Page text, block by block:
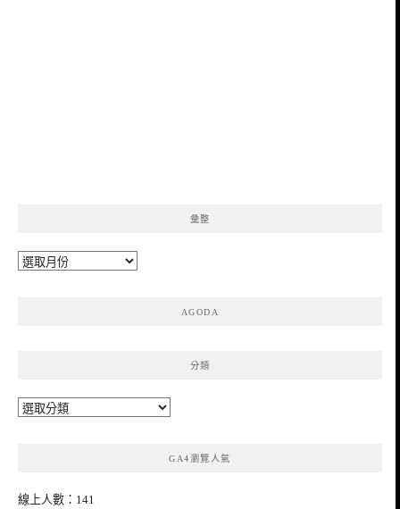
彙整
彙
AGODA
分類
分
GA4瀏覽人氣
線上人數：141